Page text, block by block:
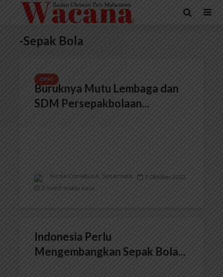
-Sepak Bola
OPINI
Buruknya Mutu Lembaga dan
SDM Persepakbolaan...
Nicola Cornelius A. Simarmata
3 Oktober 2022
5 menit waktu baca
Indonesia Perlu
Mengembangkan Sepak Bola...